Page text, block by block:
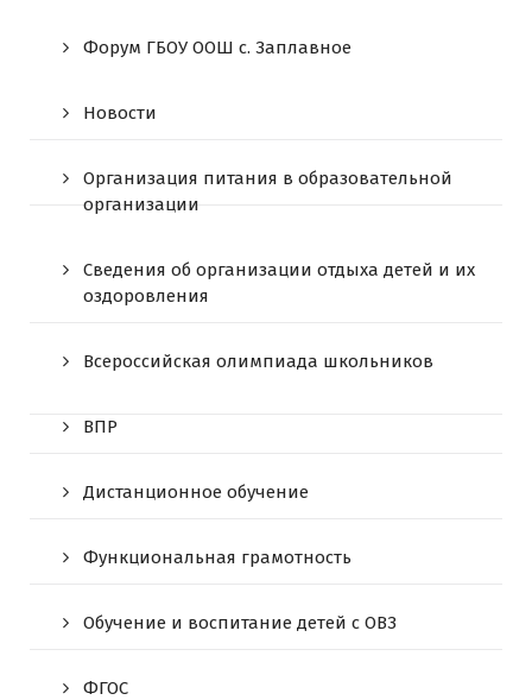
Форум ГБОУ ООШ c. Заплавное
Новости
Организация питания в образовательной
организации
Сведения об организации отдыха детей и их
оздоровления
Всероссийская олимпиада школьников
ВПР
Дистанционное обучение
Функциональная грамотность
Обучение и воспитание детей с ОВЗ
ФГОС